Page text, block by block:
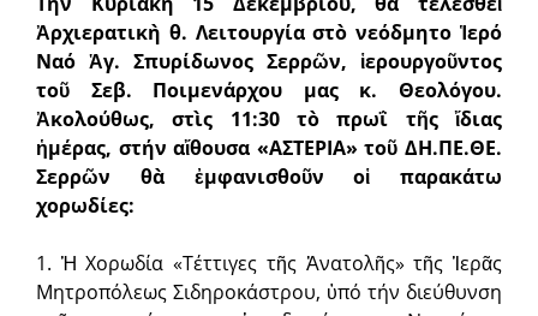
Ἀρχιερατικὴ θ. Λειτουργία στὸ νεόδμητο Ἱερό
Ναό Ἁγ. Σπυρίδωνος Σερρῶν, ἱερουργοῦντος
τοῦ Σεβ. Ποιμενάρχου μας κ. Θεολόγου.
Ἀκολούθως, στὶς 11:30 τὸ πρωΐ τῆς ἴδιας
ἡμέρας, στήν αἴθουσα «ΑΣΤΕΡΙΑ» τοῦ ΔΗ.ΠΕ.ΘΕ.
Σερρῶν θὰ ἐμφανισθοῦν οἱ παρακάτω
χορωδίες:
1. Ἡ Χορωδία «Τέττιγες τῆς Ἀνατολῆς» τῆς Ἱερᾶς
Μητροπόλεως Σιδηροκάστρου, ὑπό τήν διεύθυνση